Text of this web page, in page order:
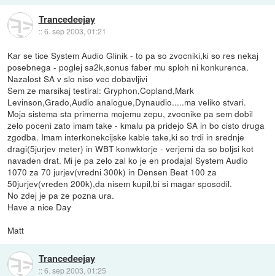
Trancedeejay
::6. sep 2003, 01:21
Kar se tice System Audio Glinik - to pa so zvocniki,ki so res nekaj
posebnega - poglej sa2k,sonus faber mu sploh ni konkurenca.
Nazalost SA v slo niso vec dobavljivi
Sem ze marsikaj testiral: Gryphon,Copland,Mark
Levinson,Grado,Audio analogue,Dynaudio.....ma veliko stvari.
Moja sistema sta primerna mojemu zepu, zvocnike pa sem dobil
zelo poceni zato imam take - kmalu pa pridejo SA in bo cisto druga
zgodba. Imam interkonekcijske kable take,ki so trdi in srednje
dragi(5jurjev meter) in WBT konwktorje - verjemi da so boljsi kot
navaden drat. Mi je pa zelo zal ko je en prodajal System Audio
1070 za 70 jurjev(vredni 300k) in Densen Beat 100 za
50jurjev(vreden 200k),da nisem kupil,bi si magar sposodil.
No zdej je pa ze pozna ura.
Have a nice Day
Matt
Trancedeejay
::6. sep 2003, 01:25